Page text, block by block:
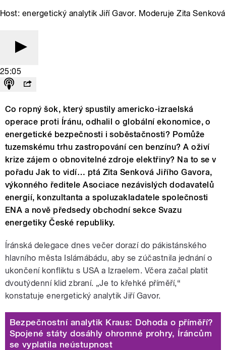
Host: energetický analytik Jiří Gavor. Moderuje Zita Senková
25:05
Co ropný šok, který spustily americko-izraelská
operace proti Íránu, odhalil o globální ekonomice, o
energetické bezpečnosti i soběstačnosti? Pomůže
tuzemskému trhu zastropování cen benzínu? A oživí
krize zájem o obnovitelné zdroje elektřiny? Na to se v
pořadu Jak to vidí… ptá Zita Senková Jiřího Gavora,
výkonného ředitele Asociace nezávislých dodavatelů
energií, konzultanta a spoluzakladatele společnosti
ENA a nově předsedy obchodní sekce Svazu
energetiky České republiky.
Íránská delegace dnes večer dorazí do pákistánského
hlavního města Islámábádu, aby se zúčastnila jednání o
ukončení konfliktu s USA a Izraelem. Včera začal platit
dvoutýdenní klid zbraní. „Je to křehké příměří,“
konstatuje energetický analytik Jiří Gavor.
Bezpečnostní analytik Kraus: Dohoda o příměří?
Spojené státy dosáhly ohromné prohry, Íráncům
se vyplatila neústupnost